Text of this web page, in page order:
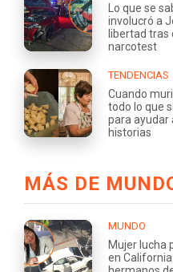
Lo que se
involucró a
libertad tras
narcotest
TENDENCIAS
Cuando
todo lo que
para ayudar
historias
MÁS DE
MUNDO
Mujer lucha
en